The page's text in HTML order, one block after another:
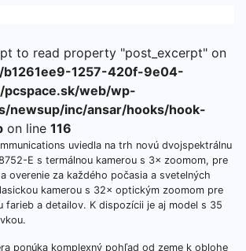
to read property "post_excerpt" on
b1261ee9-1257-420f-9e04-
pcspace.sk/web/wp-
newsup/inc/ansar/hooks/hook-
on line 116
uviedla na trh novú dvojspektrálnu
E s termálnou kamerou s 3× zoomom, pre
overenie za každého počasia a svetelných
kamerou s 32× optickým zoomom pre
farieb a detailov. K dispozícii je aj model s 35
ponúka komplexný pohľad od zeme k oblohe